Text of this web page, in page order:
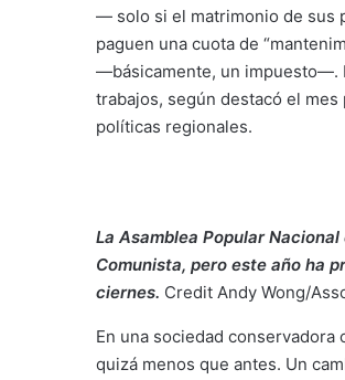
— solo si el matrimonio de sus
paguen una cuota de
—básicamente, un impuesto—.
trabajos, según destacó el
políticas regionales.
La Asamblea Popular
Comunista, pero este año ha
ciernes. Credit Andy Wong/
En una sociedad
quizá menos que antes. Un